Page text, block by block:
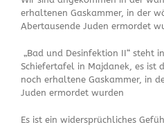
erhaltenen Gaskammer, in der
Abertausende Juden ermordet
„Bad und Desinfektion II“ steht
Schiefertafel in Majdanek, es ist
noch erhaltene Gaskammer, in
Juden ermordet wurden
Es ist ein widersprüchliches